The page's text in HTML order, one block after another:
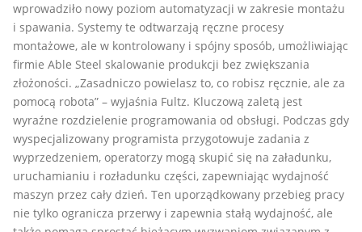
wprowadziło nowy poziom automatyzacji w zakresie montażu
i spawania. Systemy te odtwarzają ręczne procesy
montażowe, ale w kontrolowany i spójny sposób, umożliwiając
firmie Able Steel skalowanie produkcji bez zwiększania
złożoności. „Zasadniczo powielasz to, co robisz ręcznie, ale za
pomocą robota” – wyjaśnia Fultz. Kluczową zaletą jest
wyraźne rozdzielenie programowania od obsługi. Podczas gdy
wyspecjalizowany programista przygotowuje zadania z
wyprzedzeniem, operatorzy mogą skupić się na załadunku,
uruchamianiu i rozładunku części, zapewniając wydajność
maszyn przez cały dzień. Ten uporządkowany przebieg pracy
nie tylko ogranicza przerwy i zapewnia stałą wydajność, ale